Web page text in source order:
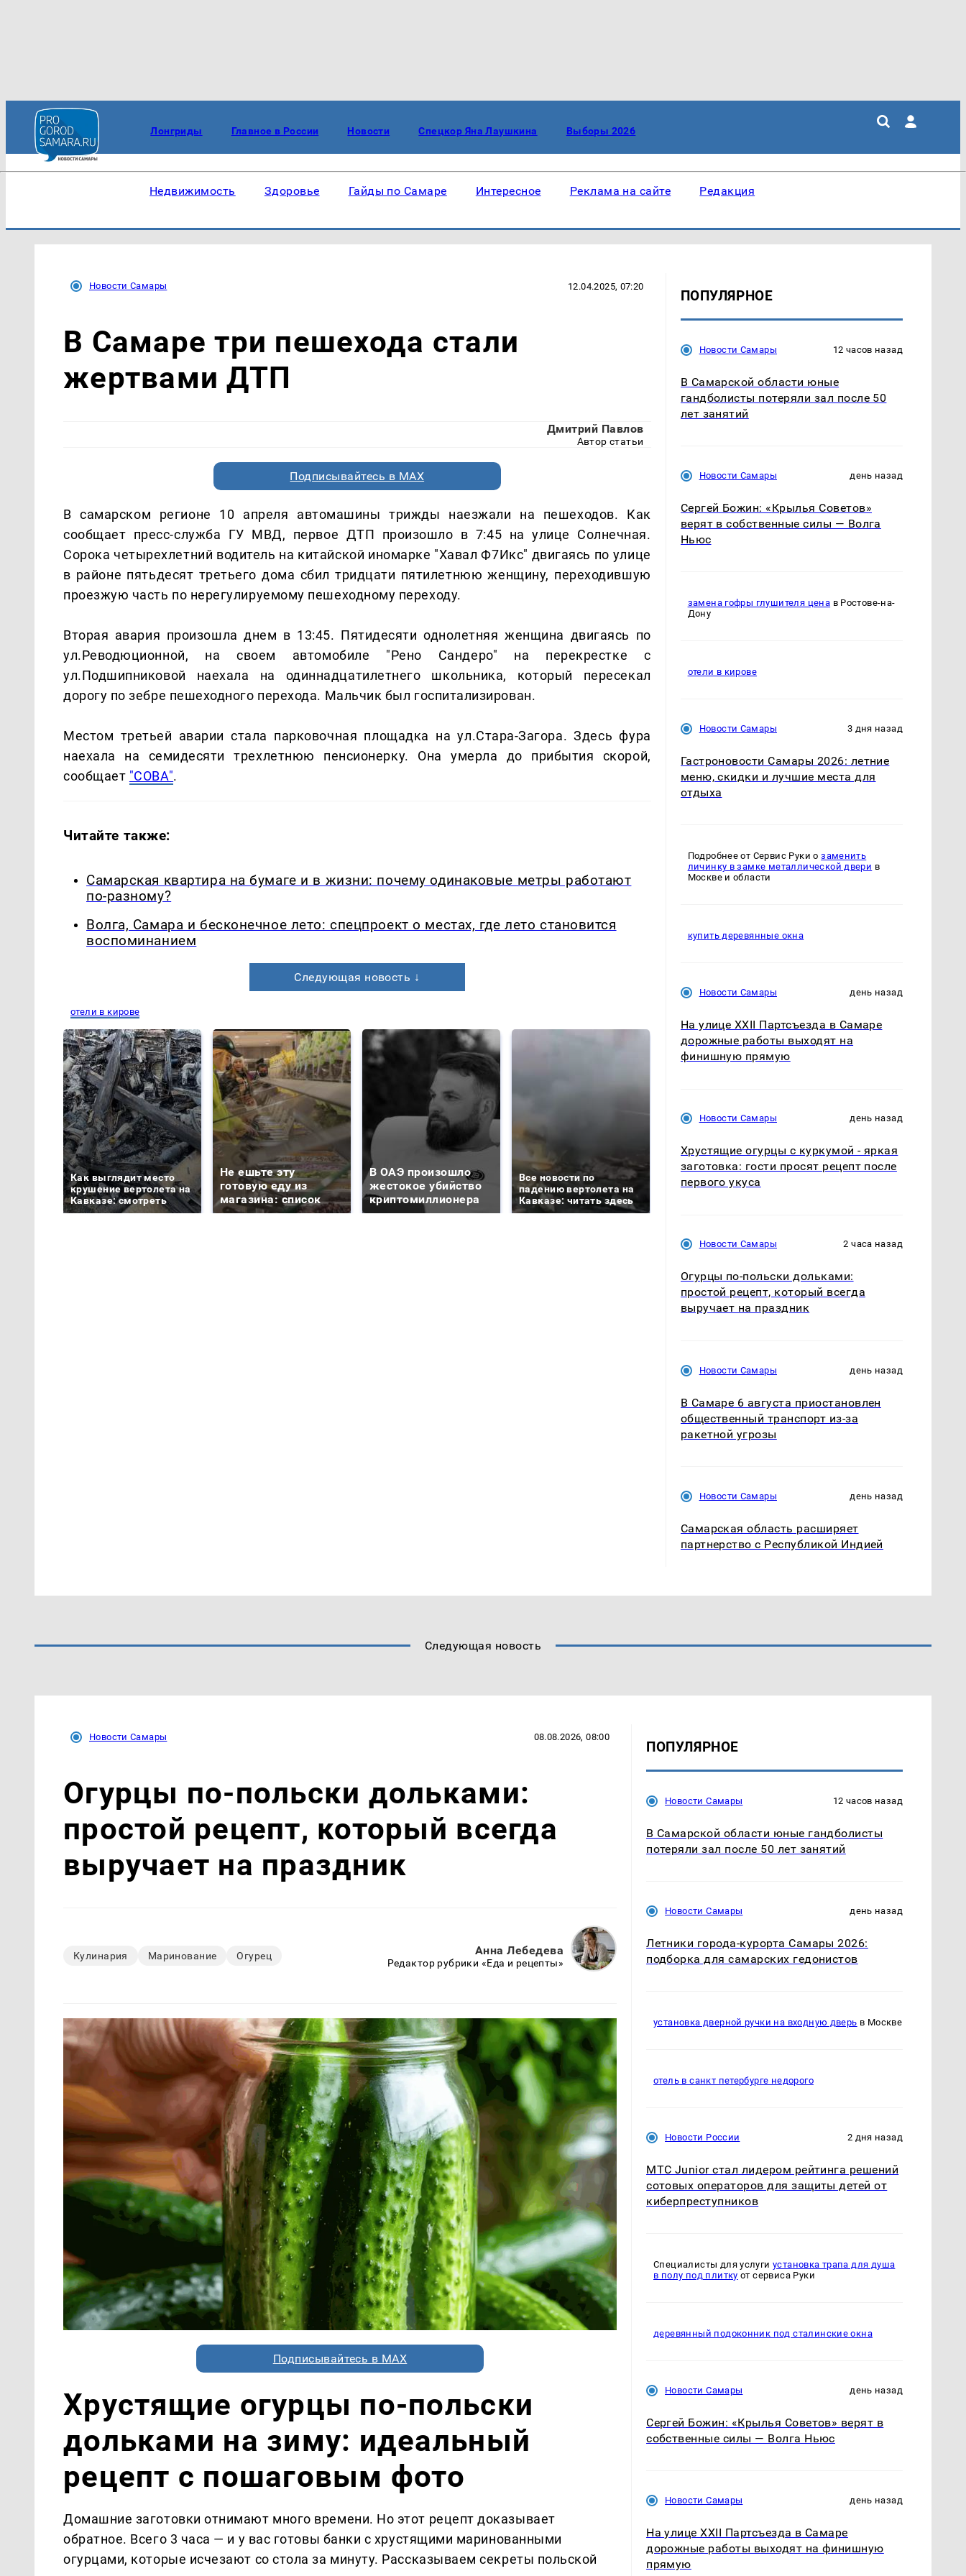
Лонгриды Главное в России Новости Спецкор Яна Лаушкина Выборы 2026
Недвижимость Здоровье Гайды по Самаре Интересное Реклама на сайте Редакция
Новости Самары 12.04.2025, 07:20
В Самаре три пешехода стали
жертвами ДТП
Дмитрий Павлов
Автор статьи
Подписывайтесь в MAX
В самарском регионе 10 апреля автомашины трижды наезжали на пешеходов. Как
сообщает пресс-служба ГУ МВД, первое ДТП произошло в 7:45 на улице Солнечная.
Сорока четырехлетний водитель на китайской иномарке "Хавал Ф7Икс" двигаясь по улице
в районе пятьдесят третьего дома сбил тридцати пятилетнюю женщину, переходившую
проезжую часть по нерегулируемому пешеходному переходу.
Вторая авария произошла днем в 13:45. Пятидесяти однолетняя женщина двигаясь по
ул.Реводюционной, на своем автомобиле "Рено Сандеро" на перекрестке с
ул.Подшипниковой наехала на одиннадцатилетнего школьника, который пересекал
дорогу по зебре пешеходного перехода. Мальчик был госпитализирован.
Местом третьей аварии стала парковочная площадка на ул.Стара-Загора. Здесь фура
наехала на семидесяти трехлетнюю пенсионерку. Она умерла до прибытия скорой,
сообщает "СОВА".
Читайте также:
Самарская квартира на бумаге и в жизни: почему одинаковые метры работают
по-разному?
Волга, Самара и бесконечное лето: спецпроект о местах, где лето становится
воспоминанием
Следующая новость ↓
отели в кирове
Как выглядит место
крушение вертолета на
Кавказе: смотреть
Не ешьте эту
готовую еду из
магазина: список
В ОАЭ произошло
жестокое убийство
криптомиллионера
Все новости по
падению вертолета на
Кавказе: читать здесь
Таких событий не
было с 1945: чего
ПОПУЛЯРНОЕ
Новости Самары 12 часов назад
В Самарской области юные
гандболисты потеряли зал после 50
лет занятий
Новости Самары день назад
Сергей Божин: «Крылья Советов»
верят в собственные силы — Волга
Ньюс
замена гофры глушителя цена в Ростове-на-
Дону
отели в кирове
Новости Самары 3 дня назад
Гастроновости Самары 2026: летние
меню, скидки и лучшие места для
отдыха
Подробнее от Сервис Руки озаменить
личинку в замке металлической двери в
Москве и области
купить деревянные окна
Новости Самары день назад
На улице XXII Партсъезда в Самаре
дорожные работы выходят на
финишную прямую
Новости Самары день назад
Хрустящие огурцы с куркумой - яркая
заготовка: гости просят рецепт после
первого укуса
Новости Самары 2 часа назад
Огурцы по‑польски дольками:
простой рецепт, который всегда
выручает на праздник
Новости Самары день назад
В Самаре 6 августа приостановлен
общественный транспорт из-за
ракетной угрозы
Новости Самары день назад
Самарская область расширяет
партнерство с Республикой Индией
Следующая новость
Новости Самары 08.08.2026, 08:00
Огурцы по‑польски дольками:
простой рецепт, который всегда
выручает на праздник
Кулинария Маринование Огурец Анна Лебедева
Редактор рубрики «Еда и рецепты»
Подписывайтесь в MAX
Хрустящие огурцы по-польски
дольками на зиму: идеальный
рецепт с пошаговым фото
Домашние заготовки отнимают много времени. Но этот рецепт доказывает
обратное. Всего 3 часа — и у вас готовы банки с хрустящими маринованными
огурцами, которые исчезают со стола за минуту. Рассказываем секреты польской
ПОПУЛЯРНОЕ
Новости Самары 12 часов назад
В Самарской области юные гандболисты
потеряли зал после 50 лет занятий
Новости Самары день назад
Летники города-курорта Самары 2026:
подборка для самарских гедонистов
установка дверной ручки на входную дверь в Москве
отель в санкт петербурге недорого
Новости России 2 дня назад
МТС Junior стал лидером рейтинга решений
сотовых операторов для защиты детей от
киберпреступников
Специалисты для услугиустановка трапа для душа
в полу под плитку от сервиса Руки
деревянный подоконник под сталинские окна
Новости Самары день назад
Сергей Божин: «Крылья Советов» верят в
собственные силы — Волга Ньюс
Новости Самары день назад
На улице XXII Партсъезда в Самаре
дорожные работы выходят на финишную
прямую